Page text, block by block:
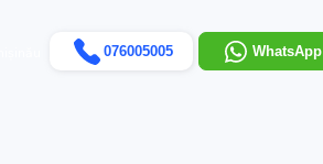
076005005 WhatsApp